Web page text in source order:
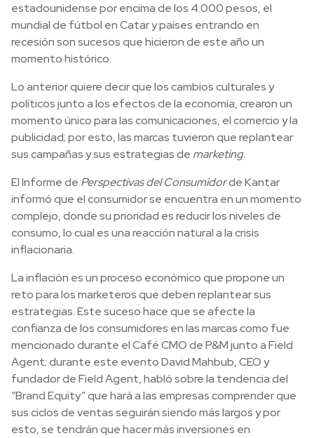
estadounidense por encima de los 4.000 pesos, el
mundial de fútbol en Catar y países entrando en
recesión son sucesos que hicieron de este año un
momento histórico.
Lo anterior quiere decir que los cambios culturales y
políticos junto a los efectos de la economía, crearon un
momento único para las comunicaciones, el comercio y la
publicidad; por esto, las marcas tuvieron que replantear
sus campañas y sus estrategias de marketing.
El Informe de Perspectivas del Consumidorde Kantar
informó que el consumidor se encuentra en un momento
complejo, donde su prioridad es reducir los niveles de
consumo, lo cual es una reacción natural a la crisis
inflacionaria.
La inflación es un proceso económico que propone un
reto para los marketeros que deben replantear sus
estrategias. Este suceso hace que se afecte la
confianza de los consumidores en las marcas como fue
mencionado durante el Café CMO de P&M junto a Field
Agent; durante este evento David Mahbub, CEO y
fundador de Field Agent, habló sobre la tendencia del
“Brand Equity” que hará a las empresas comprender que
sus ciclos de ventas seguirán siendo más largos y por
esto, se tendrán que hacer más inversiones en